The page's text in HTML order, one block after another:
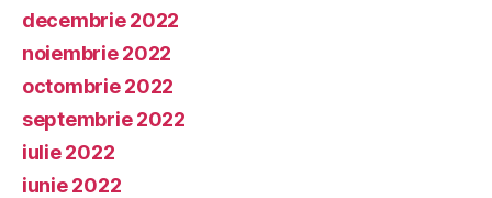
decembrie 2022
noiembrie 2022
octombrie 2022
septembrie 2022
iulie 2022
iunie 2022